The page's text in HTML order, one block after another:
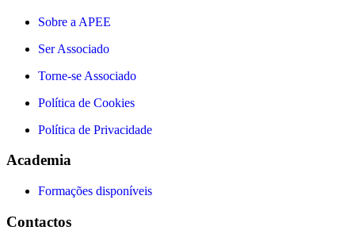
Sobre a APEE
Ser Associado
Torne-se Associado
Política de Cookies
Política de Privacidade
Academia
Formações disponíveis
Contactos